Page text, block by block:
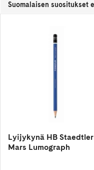
Lyijykynä HB Staedtler
Mars Lumograph